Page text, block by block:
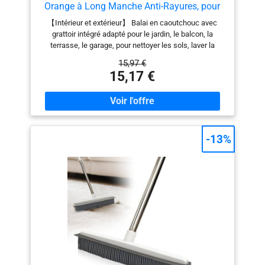
de travail confortable
Orange à Long Manche Anti-Rayures, pour
Enlever Les Poils d'animaux de Compagnie,
pour Les Sols, Les Tapis, Les Carreaux, Les
Fenêtres et Le Jardin
【Intérieur et extérieur】 Balai en caoutchouc avec
grattoir intégré adapté pour le jardin, le balcon, la
terrasse, le garage, pour nettoyer les sols, laver la
les fenêtres. Imperméable et durable. Matériau : la tête
de la brosse est fabriquée en caoutchouc de silicone
de qualité supérieure, qui peut être utilisée pour
nettoyer plusieurs surfaces. Le balai avec poignée en
caoutchouc peut être utilisé comme brosse de cuisine
intérieure ou balai pour bois dur, pour garder la maison
propre et ordonnée. Il peut également être utilisé pour
les fenêtres, la voiture ou comme balai de nettoyage
parfait pour les pièces humides. 【Brosse de
nettoyage pour poils d'animaux】 La brosse en
caoutchouc avec manche est très adaptée pour attirer
et retirer les poils des profondeurs des tapis et
moquettes. Un balai en caoutchouc spécialement
conçu pour les brosses à tapis avec poils d'animaux.
【Efficace】 Le balai à poils en caoutchouc peut
facilement éliminer les cheveux, la poussière et les
poussières de papier sur le sol et le tapis, et son
efficacité de nettoyage est 50 % supérieure à celle des
15,97 €
15,17 €
-13%